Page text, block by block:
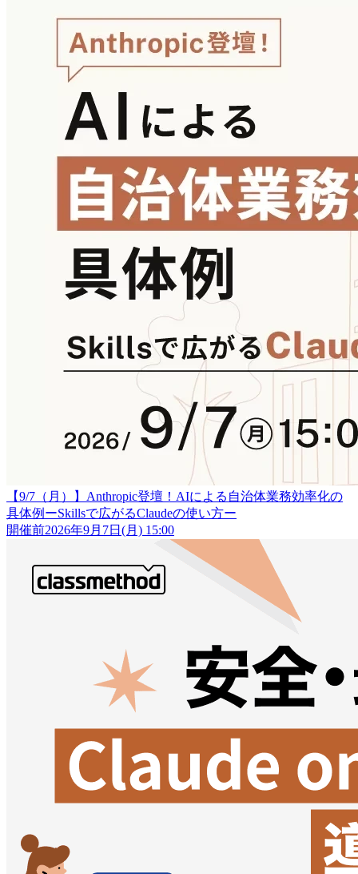
【9/7（月）】Anthropic登壇！AIによる自治体業務効率化の
具体例ーSkillsで広がるClaudeの使い方ー
開催前2026年9月7日(月) 15:00